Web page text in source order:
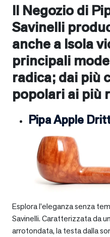
Il Negozio di
Savinelli
anche a Isola
principali
radica; dai più
popolari ai più
Pipa Apple
Esplora l’eleganza senza
Savinelli. Caratterizzata da
arrotondata, la testa dalla